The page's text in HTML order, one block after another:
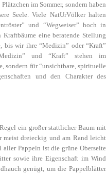
im Sommer, sondern haben
Seele. Viele NatUrVölker halten
und “Wegweiser” hoch in
eine beratende Stellung
bis wir ihre “Medizin” oder “Kraft”
und “Kraft” stehen im
sondern für “unsichtbare, spirituelle
und den Charakter des
ein großer stattlicher Baum mit
meist dreieckig und am Rand leicht
Pappeln ist die grüne Oberseite
sowie ihre Eigenschaft im Wind
genügt, um die Pappelblätter